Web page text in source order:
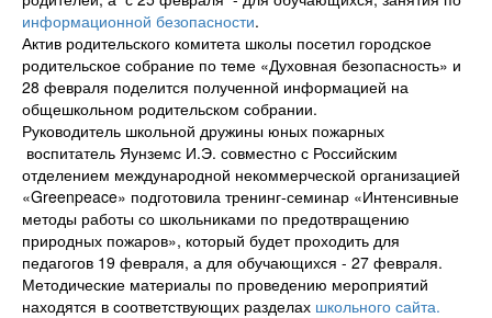
информационной безопасности.
Актив родительского комитета школы посетил городское
родительское собрание по теме «Духовная безопасность» и
28 февраля поделится полученной информацией на
общешкольном родительском собрании.
Руководитель школьной дружины юных пожарных
воспитатель Яунземс И.Э. совместно с Российским
отделением международной некоммерческой организацией
«Greenpeace» подготовила тренинг-семинар «Интенсивные
методы работы со школьниками по предотвращению
природных пожаров», который будет проходить для
педагогов 19 февраля, а для обучающихся - 27 февраля.
Методические материалы по проведению мероприятий
находятся в соответствующих разделах школьного сайта.